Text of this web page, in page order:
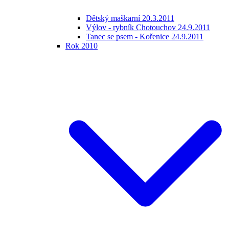
Dětský maškarní 20.3.2011
Výlov - rybník Chotouchov 24.9.2011
Tanec se psem - Kořenice 24.9.2011
Rok 2010